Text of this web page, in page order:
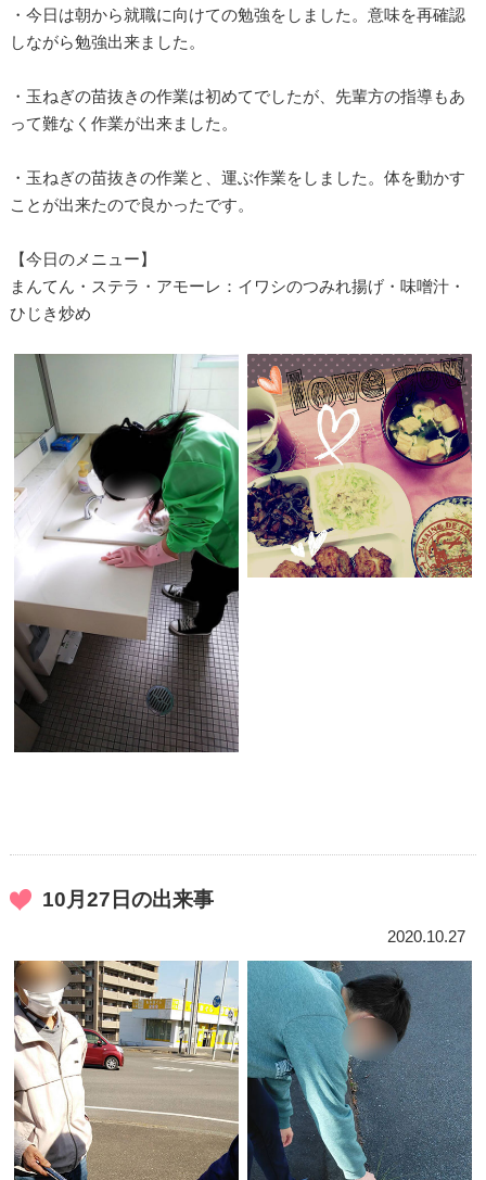
・今日は朝から就職に向けての勉強をしました。意味を再確認
しながら勉強出来ました。
・玉ねぎの苗抜きの作業は初めてでしたが、先輩方の指導もあ
って難なく作業が出来ました。
・玉ねぎの苗抜きの作業と、運ぶ作業をしました。体を動かす
ことが出来たので良かったです。
【今日のメニュー】
まんてん・ステラ・アモーレ：イワシのつみれ揚げ・味噌汁・
ひじき炒め
10月27日の出来事
2020.10.27